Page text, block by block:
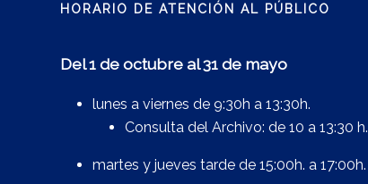
HORARIO DE ATENCIÓN AL PÚBLICO
Del 1 de octubre al 31 de mayo
lunes a viernes de 9:30h a 13:30h.
Consulta del Archivo: de 10 a 13:30 h.
martes y jueves tarde de 15:00h. a 17:00h.